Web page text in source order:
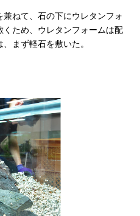
ねて、石の下にウレタンフォ
ため、ウレタンフォームは配
まず軽石を敷いた。